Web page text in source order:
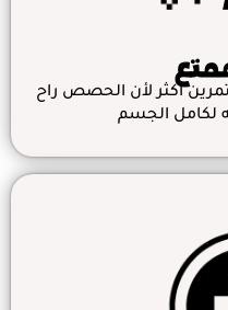
أكثر لأن الحصص راح
لكامل الجسم